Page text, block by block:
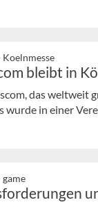
Koelnmesse
bleibt in
das weltweit
wurde in einer
game